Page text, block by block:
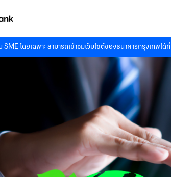
SME โดยเฉพาะ สามารถเข้าชมเว็บไซต์ของธนาคารกรุงเทพได้ที่